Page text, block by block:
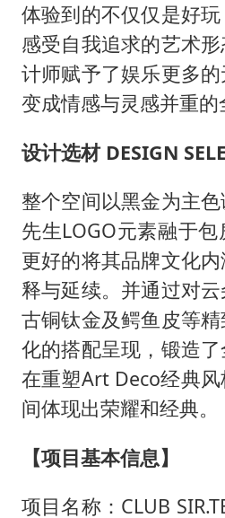
体验到的不仅仅是好
感受自我追求的艺术
计师赋予了娱乐更多
变成情感与灵感并重的
设计选材DESIGN
整个空间以黑金为主
先生LOGO元素融于包
更好的将其品牌文化
释与延续。并通过对
古铜钛金及鳄鱼皮等
化的搭配呈现，锻造了
在重塑Art Deco经典
间体现出荣耀和经典。
【项目基本信息】
项目名称： CLUB